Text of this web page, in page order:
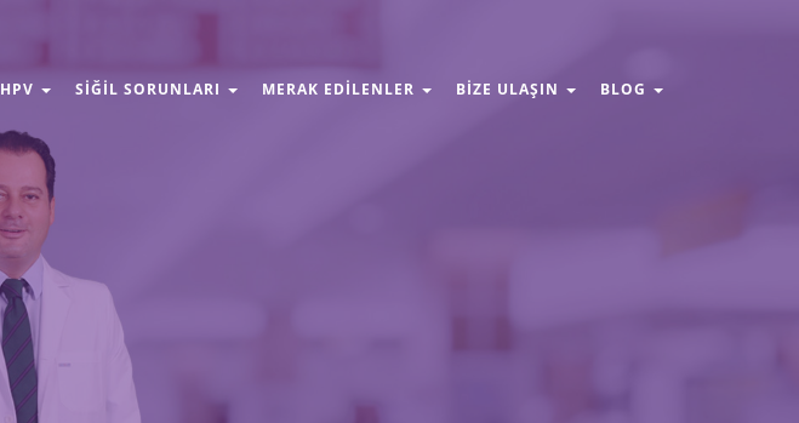
HPV SIĞIL SORUNLARI MERAK EDILENLER BIZE ULAŞIN BLOG